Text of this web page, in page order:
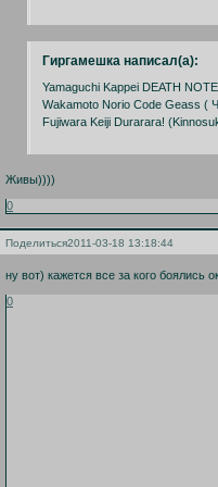
Гиргамешка написал(а):
Yamaguchi Kappei DEATH NOTE
Wakamoto Norio Code Geass (
Fujiwara Keiji Durarara!
Живы))))
0
Поделиться2011-03-18 13:18:44
ну вот) кажется все за кого боялись
0